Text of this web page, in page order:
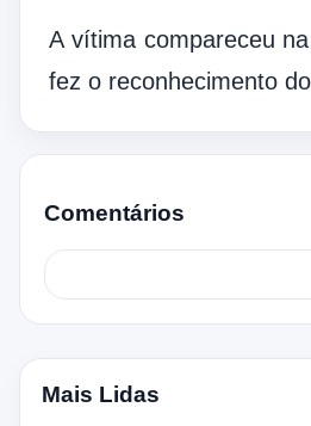
A vítima compareceu
fez o reconhecimento
Comentários
Mais Lidas